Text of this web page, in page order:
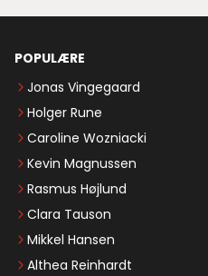
POPULÆRE
Jonas Vingegaard
Holger Rune
Caroline Wozniacki
Kevin Magnussen
Rasmus Højlund
Clara Tauson
Mikkel Hansen
Althea Reinhardt